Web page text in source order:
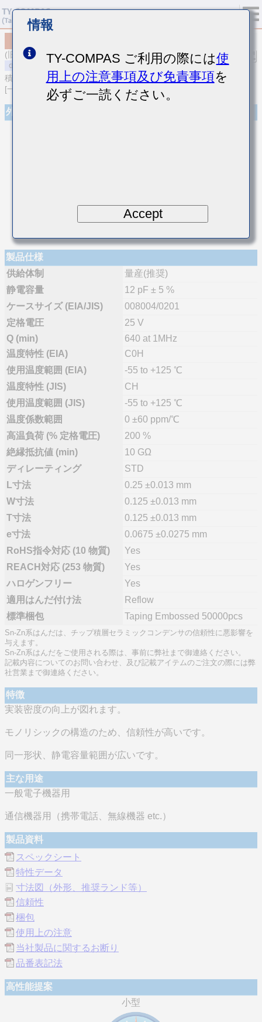
(旧品番 TMK021CH120JK-W)
積層セラミックコンデンサ
[一般用 積層セラミックコンデンサ (温度補償用)]
外観
製品仕様
供給体制
量産(推奨)
静電容量
12 pF ± 5 %
ケースサイズ (EIA/JIS)
008004/0201
定格電圧
25 V
Q (min)
640 at 1MHz
温度特性 (EIA)
C0H
使用温度範囲 (EIA)
-55 to +125 ℃
温度特性 (JIS)
CH
使用温度範囲 (JIS)
-55 to +125 ℃
温度係数範囲
0 ±60 ppm/℃
高温負荷 (% 定格電圧)
200 %
絶縁抵抗値 (min)
10 GΩ
ディレーティング
STD
L寸法
0.25 ±0.013 mm
W寸法
0.125 ±0.013 mm
T寸法
0.125 ±0.013 mm
e寸法
0.0675 ±0.0275 mm
RoHS指令対応 (10 物質)
Yes
REACH対応 (253 物質)
Yes
ハロゲンフリー
Yes
適用はんだ付け法
Reflow
標準梱包
Taping Embossed 50000pcs
Sn-Zn系はんだは、チップ積層セラミックコンデンサの信頼性に悪影響を
与えます。
Sn-Zn系はんだをご使用される際は、事前に弊社まで御連絡ください。
記載内容についてのお問い合わせ、及び記載アイテムのご注文の際には弊
社営業まで御連絡ください。
特徴
実装密度の向上が図れます。
モノリシックの構造のため、信頼性が高いです。
同一形状、静電容量範囲が広いです。
主な用途
一般電子機器用
通信機器用（携帯電話、無線機器 etc.）
製品資料
スペックシート
特性データ
寸法図（外形、推奨ランド等）
信頼性
梱包
使用上の注意
当社製品に関するお断り
品番表記法
高性能提案
小型
情報
TY-COMPAS ご利用の際には使
用上の注意事項及び免責事項を
必ずご一読ください。
Accept